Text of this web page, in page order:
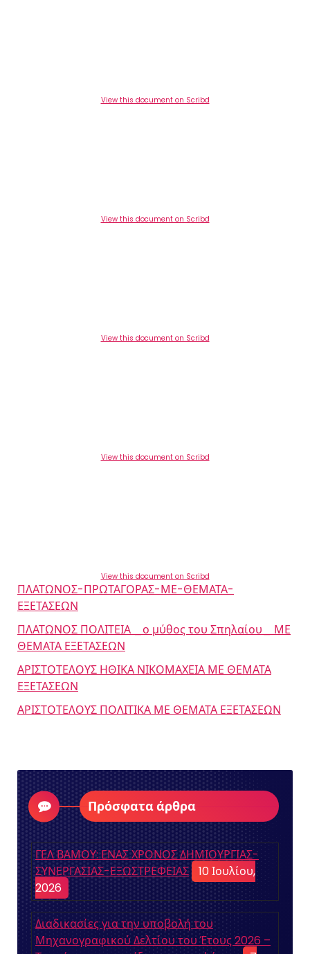
View this document on Scribd
View this document on Scribd
View this document on Scribd
View this document on Scribd
View this document on Scribd
ΠΛΑΤΩΝΟΣ-ΠΡΩΤΑΓΟΡΑΣ-ΜΕ-ΘΕΜΑΤΑ-
ΕΞΕΤΑΣΕΩΝ
ΠΛΑΤΩΝΟΣ ΠΟΛΙΤΕΙΑ _ο μύθος του Σπηλαίου_ ΜΕ
ΘΕΜΑΤΑ ΕΞΕΤΑΣΕΩΝ
ΑΡΙΣΤΟΤΕΛΟΥΣ ΗΘΙΚΑ ΝΙΚΟΜΑΧΕΙΑ ΜΕ ΘΕΜΑΤΑ
ΕΞΕΤΑΣΕΩΝ
ΑΡΙΣΤΟΤΕΛΟΥΣ ΠΟΛΙΤΙΚΑ ΜΕ ΘΕΜΑΤΑ ΕΞΕΤΑΣΕΩΝ
Πρόσφατα άρθρα
ΓΕΛ ΒΑΜΟΥ: ΕΝΑΣ ΧΡΟΝΟΣ ΔΗΜΙΟΥΡΓΙΑΣ-
ΣΥΝΕΡΓΑΣΙΑΣ-ΕΞΩΣΤΡΕΦΕΙΑΣ
10 Ιουλίου,
2026
Διαδικασίες για την υποβολή του
Μηχανογραφικού Δελτίου του Έτους 2026 –